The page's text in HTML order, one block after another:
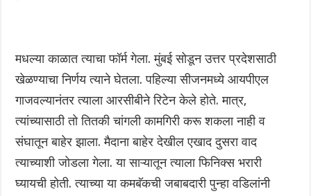
मधल्या काळात त्याचा फॉर्म गेला. मुंबई सोडून उत्तर प्रदेशसाठी
खेळण्याचा निर्णय त्याने घेतला. पहिल्या सीजनमध्ये आयपीएल
गाजवल्यानंतर त्याला आरसीबीने रिटेन केले होते. मात्र,
त्यांच्यासाठी तो तितकी चांगली कामगिरी करू शकला नाही व
संघातून बाहेर झाला. मैदाना बाहेर देखील एखाद दुसरा वाद
त्याच्याशी जोडला गेला. या साऱ्यातून त्याला फिनिक्स भरारी
घ्यायची होती. त्याच्या या कमबॅकची जबाबदारी पुन्हा वडिलांनी